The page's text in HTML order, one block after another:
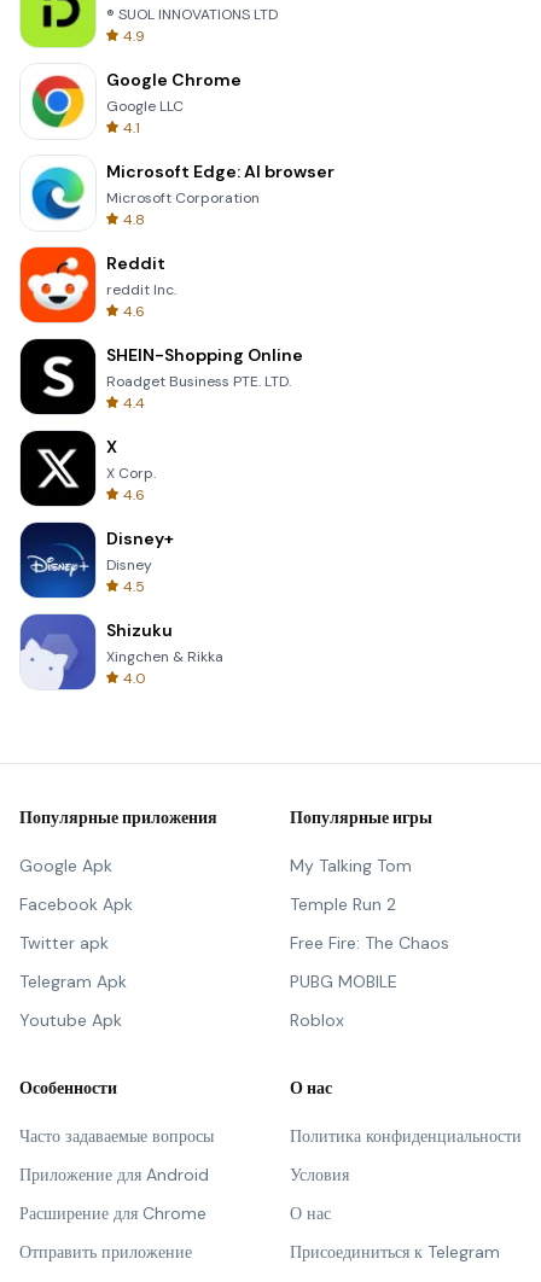
® SUOL INNOVATIONS LTD
4.9
Google Chrome
Google LLC
4.1
Microsoft Edge: AI browser
Microsoft Corporation
4.8
Reddit
reddit Inc.
4.6
SHEIN-Shopping Online
Roadget Business PTE. LTD.
4.4
X
X Corp.
4.6
Disney+
Disney
4.5
Shizuku
Xingchen & Rikka
4.0
Популярные приложения
Google Apk
Facebook Apk
Twitter apk
Telegram Apk
Youtube Apk
Популярные игры
My Talking Tom
Temple Run 2
Free Fire: The Chaos
PUBG MOBILE
Roblox
Особенности
Часто задаваемые вопросы
Приложение для Android
Расширение для Chrome
Отправить приложение
О нас
Политика конфиденциальности
Условия
О нас
Присоединиться к Telegram